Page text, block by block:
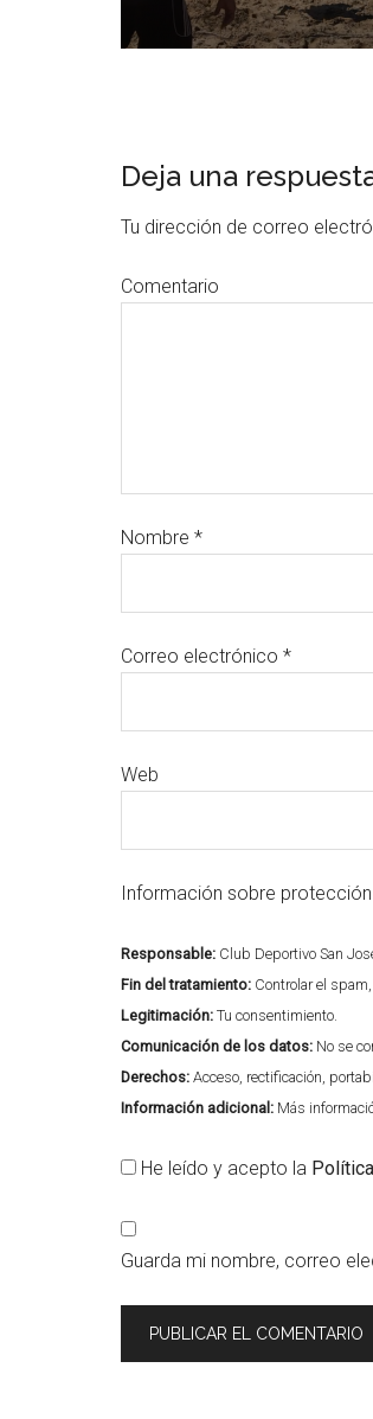
Deja una
Tu dirección de correo
Comentario
Nombre *
Correo electrónico *
Web
Información sobre
Responsable: Club Deportivo San
Fin del tratamiento: Controlar el
Legitimación: Tu consentimiento.
Comunicación de los datos: No se
Derechos: Acceso, rectificación,
Información adicional: Más
He leído y acepto la
Guarda mi nombre, correo